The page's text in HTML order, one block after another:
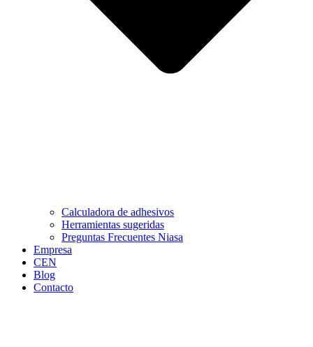
Calculadora de adhesivos
Herramientas sugeridas
Preguntas Frecuentes Niasa
Empresa
CEN
Blog
Contacto